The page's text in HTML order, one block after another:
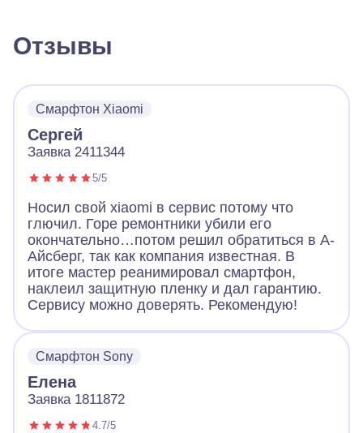
Отзывы
Смарфтон Xiaomi
Сергей
Заявка 2411344
5/5
Носил свой xiaomi в сервис потому что
глючил. Горе ремонтники убили его
окончательно…потом решил обратиться в А-
Айсберг, так как компания известная. В
итоге мастер реанимировал смартфон,
наклеил защитную пленку и дал гарантию.
Сервису можно доверять. Рекомендую!
Смарфтон Sony
Елена
Заявка 1811872
4.7/5